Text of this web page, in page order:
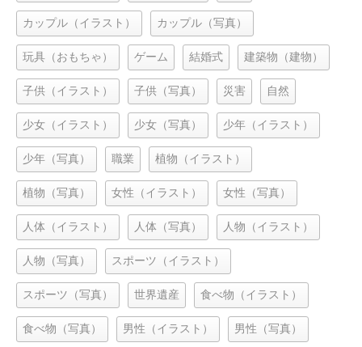
カップル（イラスト） カップル（写真）
玩具（おもちゃ） ゲーム 結婚式 建築物（建物）
子供（イラスト） 子供（写真） 災害 自然
少女（イラスト） 少女（写真） 少年（イラスト）
少年（写真） 職業 植物（イラスト）
植物（写真） 女性（イラスト） 女性（写真）
人体（イラスト） 人体（写真） 人物（イラスト）
人物（写真） スポーツ（イラスト）
スポーツ（写真） 世界遺産 食べ物（イラスト）
食べ物（写真） 男性（イラスト） 男性（写真）